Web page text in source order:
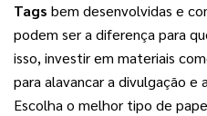
Tags bem desenvolvidas e
podem ser a diferença para
isso, investir em materiais
para alavancar a divulgação e
Escolha o melhor tipo de